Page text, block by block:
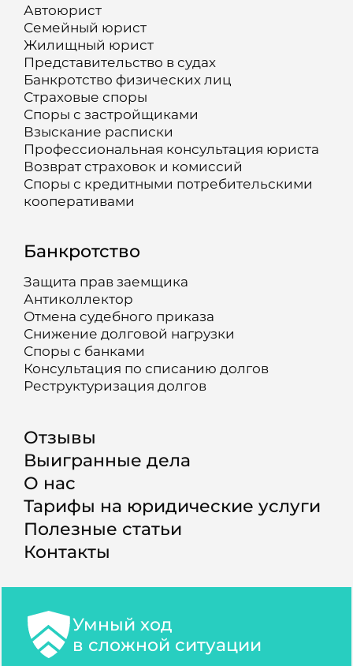
Автоюрист
Семейный юрист
Жилищный юрист
Представительство в судах
Банкротство физических лиц
Страховые споры
Споры с застройщиками
Взыскание расписки
Профессиональная консультация юриста
Возврат страховок и комиссий
Споры с кредитными потребительскими
кооперативами
Банкротство
Защита прав заемщика
Антиколлектор
Отмена судебного приказа
Снижение долговой нагрузки
Споры с банками
Консультация по списанию долгов
Реструктуризация долгов
Отзывы
Выигранные дела
О нас
Тарифы на юридические услуги
Полезные статьи
Контакты
Умный ход
в сложной ситуации